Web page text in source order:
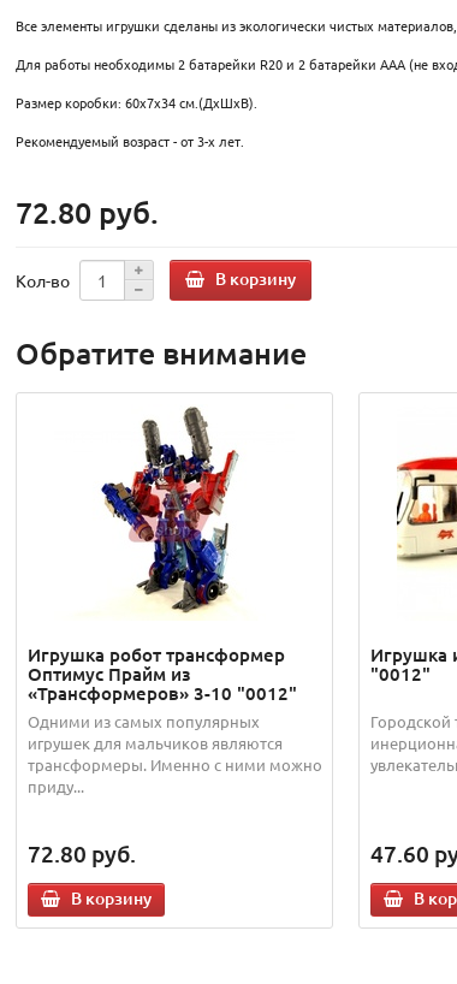
Все элементы игрушки сделаны из экологически чистых
Для работы необходимы 2 батарейки R20 и 2 батарейки ААА (не
Размер коробки: 60x7x34 см.(ДxШxВ).
Рекомендуемый возраст - от 3-х лет.
72.80 руб.
Кол-во В корзину
Обратите внимание
Игрушка робот трансформер
Оптимус Прайм из
«Трансформеров» 3-10 "0012"
Одними из самых популярных
игрушек для мальчиков являются
трансформеры. Именно с ними можно
приду...
72.80 руб.
В корзину
Игрушка
"0012"
Городской
47.60
В